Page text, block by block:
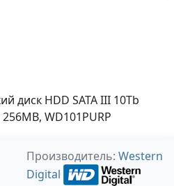
диск HDD SATA III 10Tb
WD101PURP
Производитель: Western
Digital